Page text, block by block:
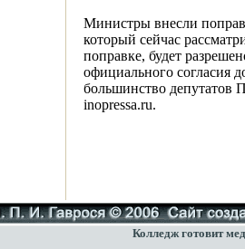
Министры внесли
который сейчас
поправке, будет
официального согласия
большинство депутатов
inopressa.ru.
Колледж готовит